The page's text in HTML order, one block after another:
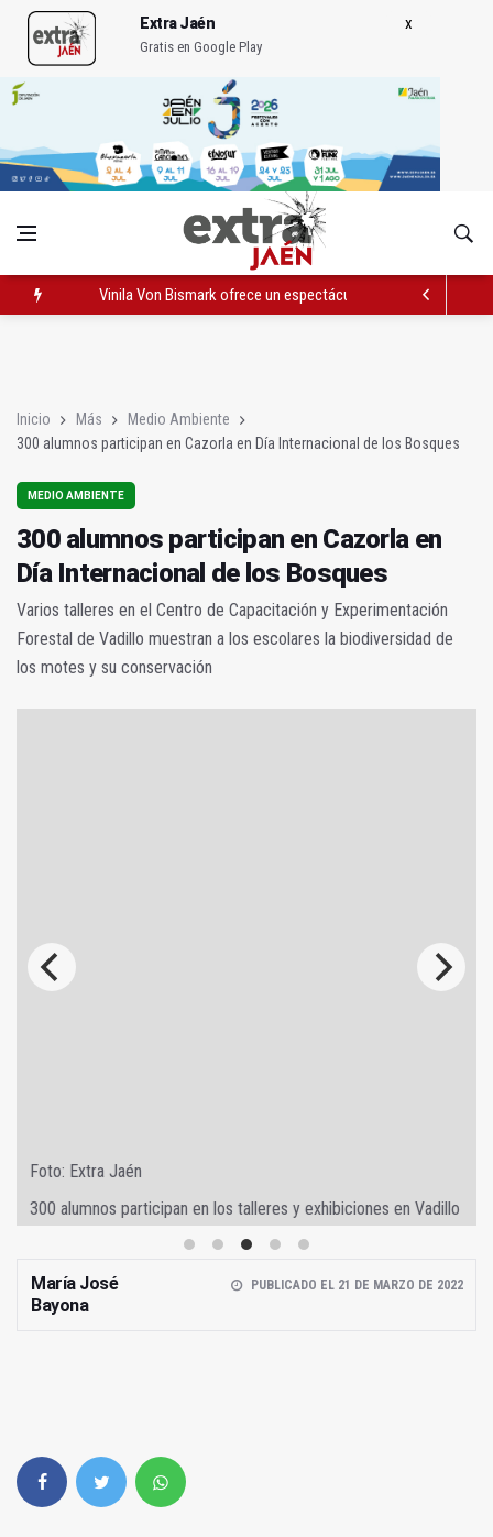
Extra Jaén
Gratis en Google Play
Vinila Von Bismark ofrece un espectáculo "rompedor" en el
Inicio Más
Medio Ambiente
300 alumnos participan en Cazorla en Día Internacional de los Bosques
MEDIO AMBIENTE
300 alumnos participan en Cazorla en
Día Internacional de los Bosques
Varios talleres en el Centro de Capacitación y Experimentación
Forestal de Vadillo muestran a los escolares la biodiversidad de
los motes y su conservación
Foto: Extra Jaén
300 alumnos participan en los talleres y exhibiciones en Vadillo
María José
Bayona
PUBLICADO EL 21 DE MARZO DE 2022